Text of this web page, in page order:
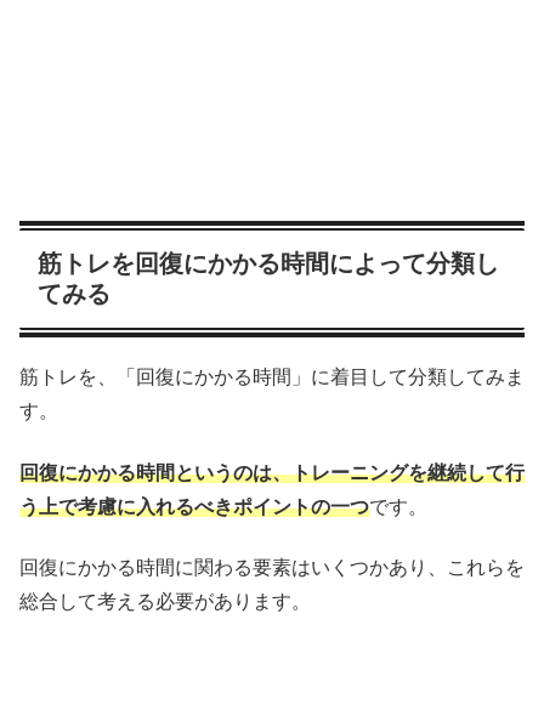
筋トレを回復にかかる時間によって分類し
てみる
筋トレを、「回復にかかる時間」に着目して分類してみま
す。
回復にかかる時間というのは、トレーニングを継続して行
う上で考慮に入れるべきポイントの一つです。
回復にかかる時間に関わる要素はいくつかあり、これらを
総合して考える必要があります。